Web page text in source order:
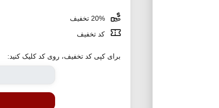
کد تخفیف
برای کپی کد تخفیف، روی کد کلیک کنید: